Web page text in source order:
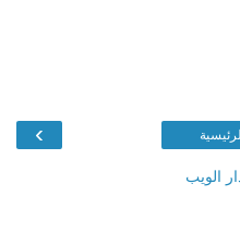
›
الويب